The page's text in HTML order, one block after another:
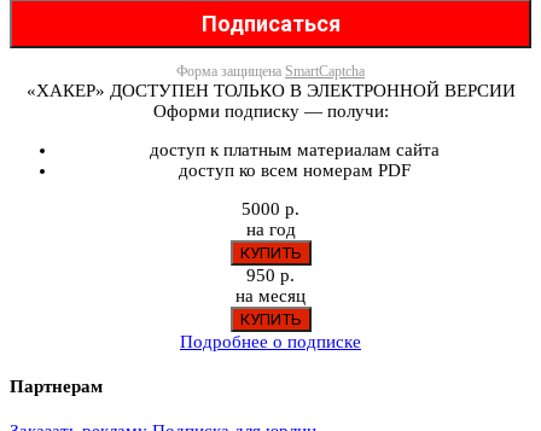
Форма защищена SmartCaptcha
«ХАКЕР» ДОСТУПЕН ТОЛЬКО В ЭЛЕКТРОННОЙ ВЕРСИИ
Оформи подписку — получи:
доступ к платным материалам сайта
доступ ко всем номерам PDF
5000 р.
на год
950 р.
на месяц
Подробнее о подписке
Партнерам